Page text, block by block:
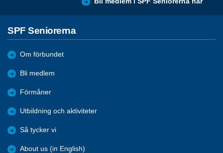
SPF Seniorerna
Om förbundet
Bli medlem
Förmåner
Utbildning och aktiviteter
Så tycker vi
About us (in English)